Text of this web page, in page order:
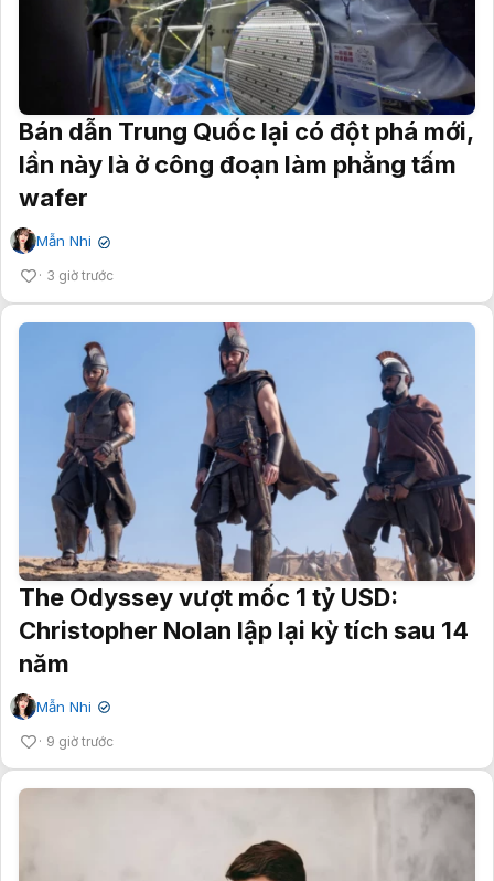
Bán dẫn Trung Quốc lại có đột phá mới,
lần này là ở công đoạn làm phẳng tấm
wafer
Mẫn Nhi ✔
3 giờ trước
The Odyssey vượt mốc 1 tỷ USD:
Christopher Nolan lập lại kỳ tích sau 14
năm
Mẫn Nhi ✔
9 giờ trước